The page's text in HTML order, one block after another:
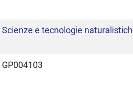
Scienze e tecnologie
GP004103